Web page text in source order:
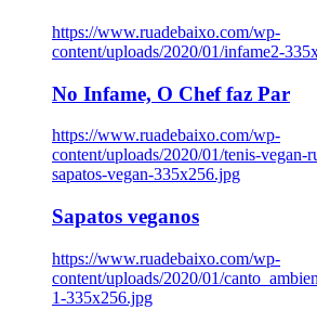
https://www.ruadebaixo.com/wp-
content/uploads/2020/01/infame2-
No Infame, O Chef faz Par
https://www.ruadebaixo.com/wp-
content/uploads/2020/01/tenis-vegan-
sapatos-vegan-335x256.jpg
Sapatos veganos
https://www.ruadebaixo.com/wp-
content/uploads/2020/01/
1-335x256.jpg